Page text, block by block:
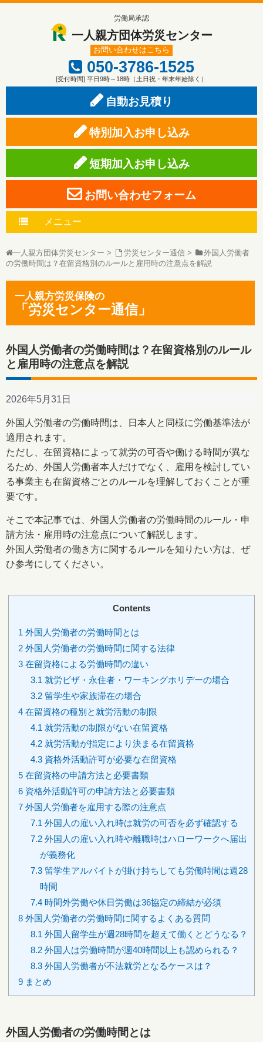
労働局承認
一人親方団体労災センター
お問い合わせはこちら
050-3786-1525
[受付時間] 平日9時～18時（土日祝・年末年始除く）
自動お見積り
特別加入お申し込み
短期加入お申し込み
お問い合わせフォーム
メニュー
一人親方団体労災センター > 労災センター通信>
外国人労働者
の労働時間は？在留資格別のルールと雇用時の注意点を解説
一人親方労災保険の
「労災センター通信」
外国人労働者の労働時間は？在留資格別のルール
と雇用時の注意点を解説
2026年5月31日
外国人労働者の労働時間は、日本人と同様に労働基準法が
適用されます。
ただし、在留資格によって就労の可否や働ける時間が異な
るため、外国人労働者本人だけでなく、雇用を検討してい
る事業主も在留資格ごとのルールを理解しておくことが重
要です。
そこで本記事では、外国人労働者の労働時間のルール・申
請方法・雇用時の注意点について解説します。
外国人労働者の働き方に関するルールを知りたい方は、ぜ
ひ参考にしてください。
Contents
1 外国人労働者の労働時間とは
2 外国人労働者の労働時間に関する法律
3 在留資格による労働時間の違い
3.1 就労ビザ・永住者・ワーキングホリデーの場合
3.2 留学生や家族滞在の場合
4 在留資格の種別と就労活動の制限
4.1 就労活動の制限がない在留資格
4.2 就労活動が指定により決まる在留資格
4.3 資格外活動許可が必要な在留資格
5 在留資格の申請方法と必要書類
6 資格外活動許可の申請方法と必要書類
7 外国人労働者を雇用する際の注意点
7.1 外国人の雇い入れ時は就労の可否を必ず確認する
7.2 外国人の雇い入れ時や離職時はハローワークへ届出
が義務化
7.3 留学生アルバイトが掛け持ちしても労働時間は週28
時間
7.4 時間外労働や休日労働は36協定の締結が必須
8 外国人労働者の労働時間に関するよくある質問
8.1 外国人留学生が週28時間を超えて働くとどうなる？
8.2 外国人は労働時間が週40時間以上も認められる？
8.3 外国人労働者が不法就労となるケースは？
9 まとめ
外国人労働者の労働時間とは